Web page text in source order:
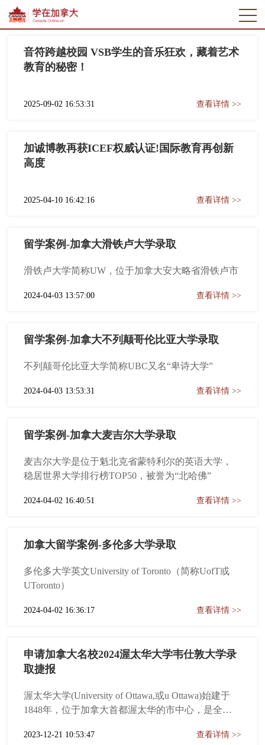
音符跨越校园 VSB学生的音乐狂欢，藏着艺术
教育的秘密！
2025-09-02 16:53:31 查看详情 >>
加诚博教再获ICEF权威认证!国际教育再创新
高度
2025-04-10 16:42:16 查看详情 >>
留学案例-加拿大滑铁卢大学录取
滑铁卢大学简称UW，位于加拿大安大略省滑铁卢市
2024-04-03 13:57:00 查看详情 >>
留学案例-加拿大不列颠哥伦比亚大学录取
不列颠哥伦比亚大学简称UBC又名“卑诗大学”
2024-04-03 13:53:31 查看详情 >>
留学案例-加拿大麦吉尔大学录取
麦吉尔大学是位于魁北克省蒙特利尔的英语大学，
稳居世界大学排行榜TOP50，被誉为“北哈佛”
2024-04-02 16:40:51 查看详情 >>
加拿大留学案例-多伦多大学录取
多伦多大学英文University of Toronto（简称UofT或
UToronto）
2024-04-02 16:36:17 查看详情 >>
申请加拿大名校2024渥太华大学韦仕敦大学录
取捷报
渥太华大学(University of Ottawa,或u Ottawa)始建于
1848年，位于加拿大首都渥太华的市中心，是全球
2023-12-21 10:53:47 查看详情 >>